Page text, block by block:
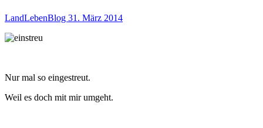
LandLebenBlog 31. März 2014
Nur mal so eingestreut.
Weil es doch mit mir umgeht.